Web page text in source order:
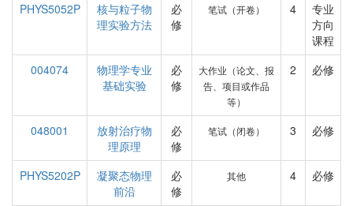
PHYS5052P
核与粒子物
理实验方法
必
修
笔试（开卷） 4
专业
方向
课程
004074
物理学专业
基础实验
必
修
大作业（论文、报
告、项目或作品
等）
2 必修
048001
放射治疗物
理原理
必
修
笔试（闭卷） 3 必修
PHYS5202P
凝聚态物理
前沿
必
修
其他 4 必修